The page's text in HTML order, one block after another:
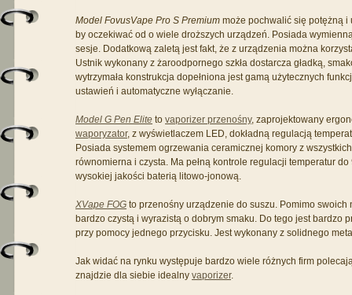
Model FovusVape Pro S Premium może pochwalić się potężną
by oczekiwać od o wiele droższych urządzeń. Posiada
sesje. Dodatkową zaletą jest fakt, że z urządzenia można
Ustnik wykonany z żaroodpornego szkła dostarcza gładką,
wytrzymała konstrukcja dopełniona jest gamą użytecznych
ustawień i automatyczne wyłączanie.
Model G Pen Elite to vaporizer przenośny, zaprojektowany
waporyzator, z wyświetlaczem LED, dokładną regulacją
Posiada systemem ogrzewania ceramicznej komory z
równomierna i czysta. Ma pełną kontrole regulacji temperatur
wysokiej jakości baterią litowo-jonową.
XVape FOG to przenośny urządzenie do suszu. Pomimo
bardzo czystą i wyrazistą o dobrym smaku. Do tego jest bardzo
przy pomocy jednego przycisku. Jest wykonany z solidnego
Jak widać na rynku występuje bardzo wiele różnych firm
znajdzie dla siebie idealny vaporizer.